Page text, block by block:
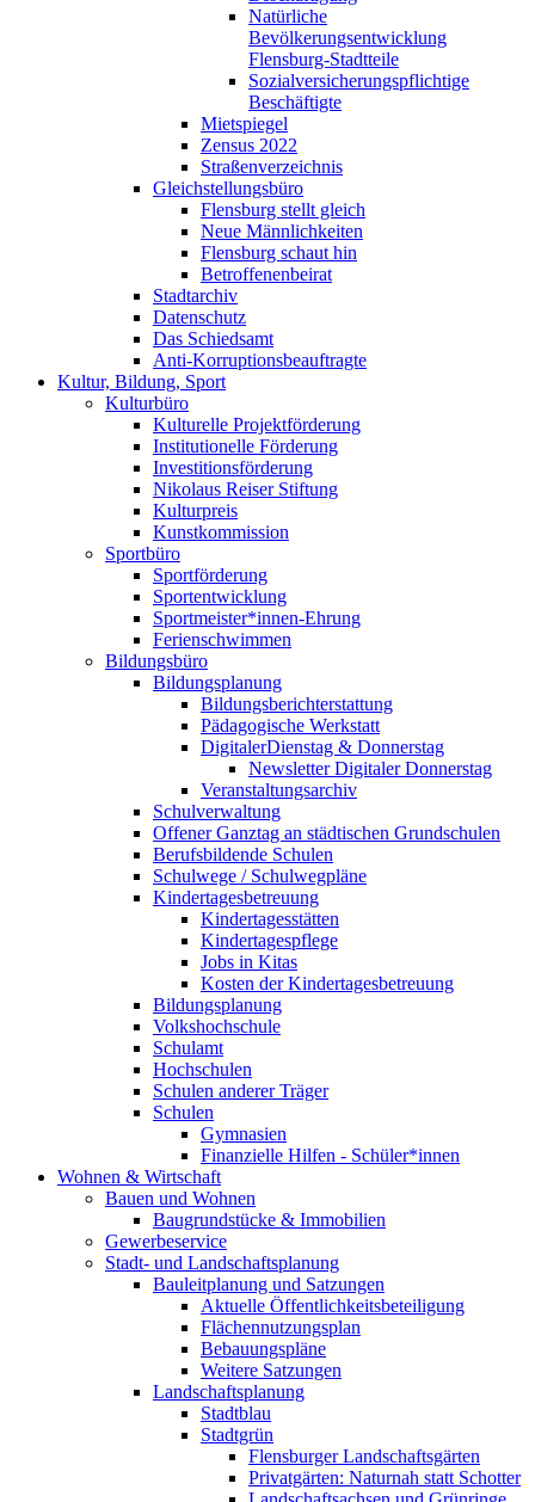
Natürliche
Bevölkerungsentwicklung
Flensburg-Stadtteile
Sozialversicherungspflichtige
Beschäftigte
Mietspiegel
Zensus 2022
Straßenverzeichnis
Gleichstellungsbüro
Flensburg stellt gleich
Neue Männlichkeiten
Flensburg schaut hin
Betroffenenbeirat
Stadtarchiv
Datenschutz
Das Schiedsamt
Anti-Korruptionsbeauftragte
Kultur, Bildung, Sport
Kulturbüro
Kulturelle Projektförderung
Institutionelle Förderung
Investitionsförderung
Nikolaus Reiser Stiftung
Kulturpreis
Kunstkommission
Sportbüro
Sportförderung
Sportentwicklung
Sportmeister*innen-Ehrung
Ferienschwimmen
Bildungsbüro
Bildungsplanung
Bildungsberichterstattung
Pädagogische Werkstatt
DigitalerDienstag & Donnerstag
Newsletter Digitaler Donnerstag
Veranstaltungsarchiv
Schulverwaltung
Offener Ganztag an städtischen Grundschulen
Berufsbildende Schulen
Schulwege / Schulwegpläne
Kindertagesbetreuung
Kindertagesstätten
Kindertagespflege
Jobs in Kitas
Kosten der Kindertagesbetreuung
Bildungsplanung
Volkshochschule
Schulamt
Hochschulen
Schulen anderer Träger
Schulen
Gymnasien
Finanzielle Hilfen - Schüler*innen
Wohnen & Wirtschaft
Bauen und Wohnen
Baugrundstücke & Immobilien
Gewerbeservice
Stadt- und Landschaftsplanung
Bauleitplanung und Satzungen
Aktuelle Öffentlichkeitsbeteiligung
Flächennutzungsplan
Bebauungspläne
Weitere Satzungen
Landschaftsplanung
Stadtblau
Stadtgrün
Flensburger Landschaftsgärten
Privatgärten: Naturnah statt Schotter